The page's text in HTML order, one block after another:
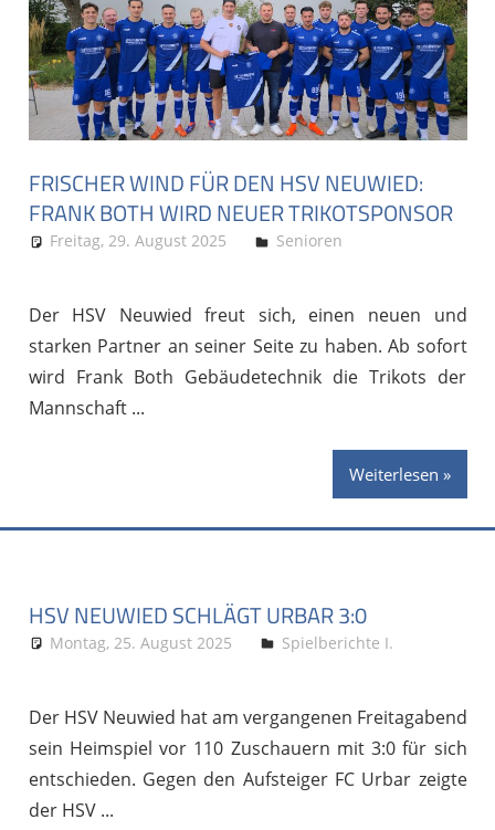
FRISCHER WIND FÜR DEN HSV NEUWIED:
FRANK BOTH WIRD NEUER TRIKOTSPONSOR
Freitag, 29. August 2025 Stephan P.
Senioren
Der HSV Neuwied freut sich, einen neuen und
starken Partner an seiner Seite zu haben. Ab sofort
wird Frank Both Gebäudetechnik die Trikots der
Mannschaft
Weiterlesen
HSV NEUWIED SCHLÄGT URBAR 3:0
Montag, 25. August 2025 Stephan P.
Spielberichte I.
Der HSV Neuwied hat am vergangenen Freitagabend
sein Heimspiel vor 110 Zuschauern mit 3:0 für sich
entschieden. Gegen den Aufsteiger FC Urbar zeigte
der HSV